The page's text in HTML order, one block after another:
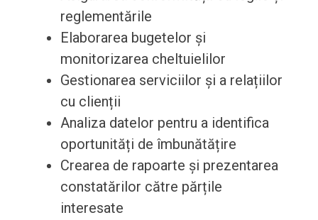
reglementările
Elaborarea bugetelor și
monitorizarea cheltuielilor
Gestionarea serviciilor și a relațiilor
cu clienții
Analiza datelor pentru a identifica
oportunități de îmbunătățire
Crearea de rapoarte și prezentarea
constatărilor către părțile
interesate